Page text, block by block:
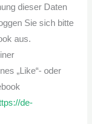
dieser Daten
Sie sich bitte
aus.
„Like“- oder
de-